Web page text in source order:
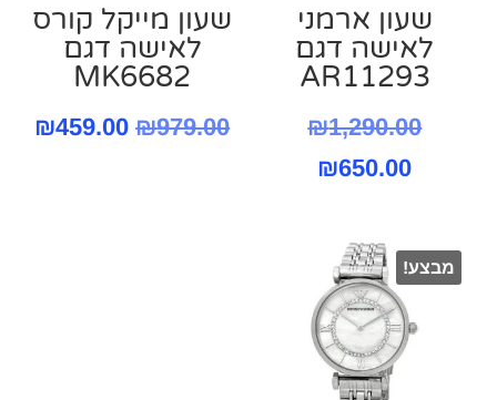
שעון ארמני
לאישה דגם
AR11293
₪1,290.00
המחיר
₪650.00
שעון מייקל קורס
‏לאישה דגם
MK6682
₪979.00
המחיר₪459.00
מבצע!